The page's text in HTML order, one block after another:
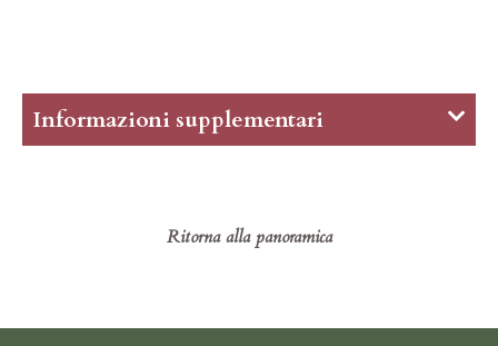
Informazioni supplementari
e tasse, ad eccezione della tassa di soggiorno.
Per ogni ospite di età compresa tra i 7 e i 14
Ritorna alla panoramica